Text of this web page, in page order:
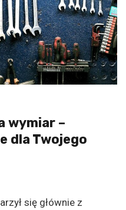
wymiar –
dla Twojego
się głównie z